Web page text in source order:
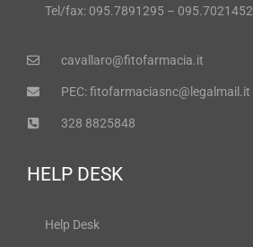
Tel/fax: 095.7891295 – 095.7021452
cavallaro@fitofarmacia.it
PEC: fitofarmaciasnc@legalmail.it
328 8825848
HELP DESK
Help Desk